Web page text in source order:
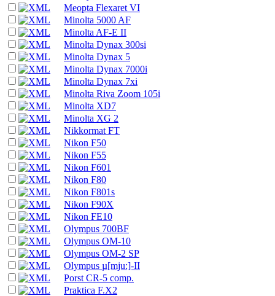
Meopta Flexaret VI
Minolta 5000 AF
Minolta AF-E II
Minolta Dynax 300si
Minolta Dynax 5
Minolta Dynax 7000i
Minolta Dynax 7xi
Minolta Riva Zoom 105i
Minolta XD7
Minolta XG 2
Nikkormat FT
Nikon F50
Nikon F55
Nikon F601
Nikon F80
Nikon F801s
Nikon F90X
Nikon FE10
Olympus 700BF
Olympus OM-10
Olympus OM-2 SP
Olympus µ[mju:]-II
Porst CR-5 comp.
Praktica F.X2